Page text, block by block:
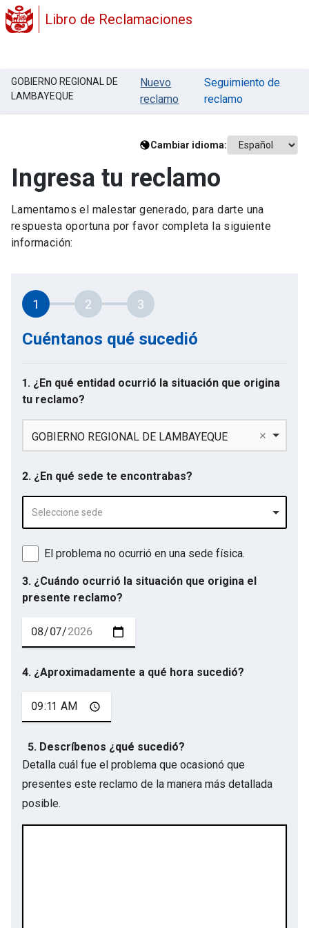
Libro de Reclamaciones
GOBIERNO REGIONAL DE
LAMBAYEQUE
Nuevo
reclamo
Seguimiento de
reclamo
Cambiar idioma:
Ingresa tu reclamo
Lamentamos el malestar generado, para darte una
respuesta oportuna por favor completa la siguiente
información:
1 2 3
Cuéntanos qué sucedió
1. ¿En qué entidad ocurrió la situación que origina
tu reclamo?
GOBIERNO REGIONAL DE LAMBAYEQUE
2. ¿En qué sede te encontrabas?
Seleccione sede
El problema no ocurrió en una sede física.
3. ¿Cuándo ocurrió la situación que origina el
presente reclamo?
4. ¿Aproximadamente a qué hora sucedió?
5. Descríbenos ¿qué sucedió?
Detalla cuál fue el problema que ocasionó que
presentes este reclamo de la manera más detallada
posible.